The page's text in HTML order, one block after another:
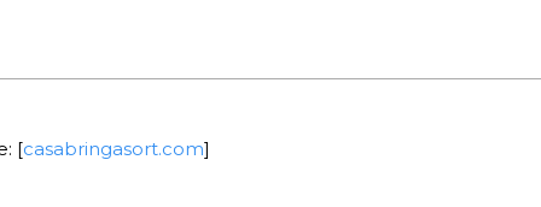
[casabringasort.com]